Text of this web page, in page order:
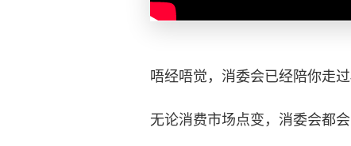
唔经唔觉，消委会已经陪你走
无论消费市场点变，消委会都